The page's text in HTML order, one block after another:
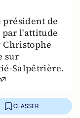
président de
l'attitude
sur
Salpêtrière.
CLASSER